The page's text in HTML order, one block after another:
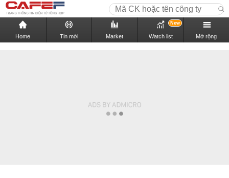
Home Tin mới Market Watch list
New
Mở rộng